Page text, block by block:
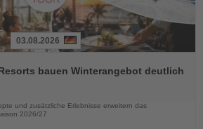
03.08.2026
bauen Winterangebot deutlich
und zusätzliche Erlebnisse erweitern das
2026/27